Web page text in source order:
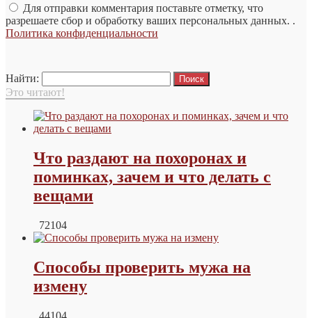
Для отправки комментария поставьте отметку, что
разрешаете сбор и обработку ваших персональных данных. .
Политика конфиденциальности
Найти:
Это читают!
Что раздают на похоронах и
поминках, зачем и что делать с
вещами
72104
Способы проверить мужа на
измену
44104